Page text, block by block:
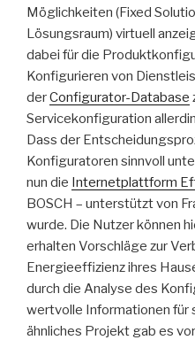
Möglichkeiten (Fixed
Lösungsraum) virtuell
dabei für die
Konfigurieren von
derConfigurator-Database
Servicekonfiguration
Dass der
Konfiguratoren sinnvoll
nun die Internetplattform
BOSCH – unterstützt von
wurde. Die Nutzer können
erhalten Vorschläge zur
Energieeffizienz ihres
durch die Analyse des
wertvolle Informationen für
ähnliches Projekt gab es